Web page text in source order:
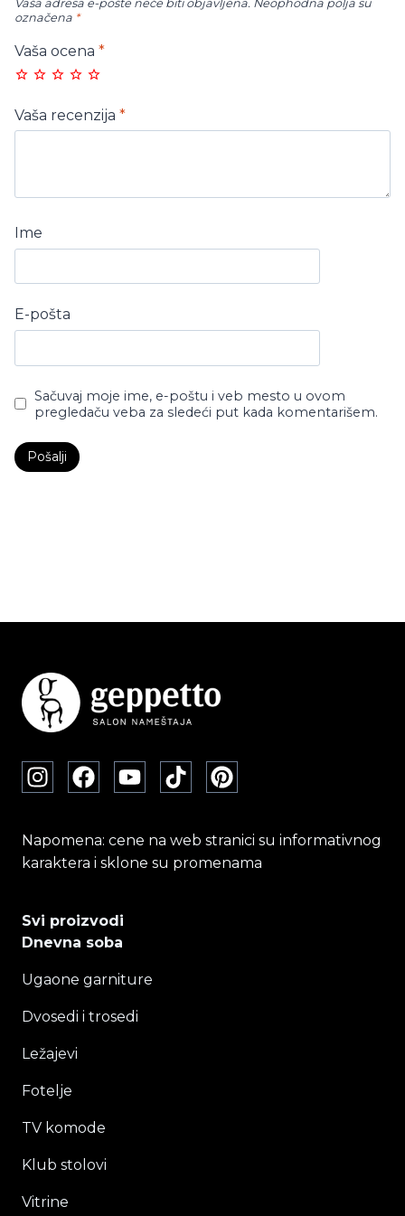
Vaša adresa e-pošte neće biti objavljena. Neophodna polja su
označena *
Vaša ocena *
Vaša recenzija *
Ime
E-pošta
Sačuvaj moje ime, e-poštu i veb mesto u ovom
pregledaču veba za sledeći put kada komentarišem.
Napomena: cene na web stranici su informativnog
karaktera i sklone su promenama
Svi proizvodi
Dnevna soba
Ugaone garniture
Dvosedi i trosedi
Ležajevi
Fotelje
TV komode
Klub stolovi
Vitrine